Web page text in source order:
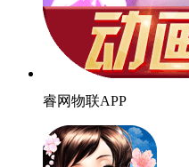
睿网物联APP